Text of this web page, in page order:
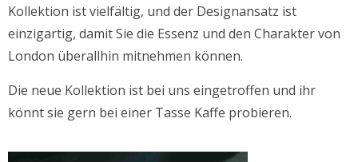
Kollektion ist vielfältig, und der Designansatz ist
einzigartig, damit Sie die Essenz und den Charakter von
London überallhin mitnehmen können.
Die neue Kollektion ist bei uns eingetroffen und ihr
könnt sie gern bei einer Tasse Kaffe probieren.